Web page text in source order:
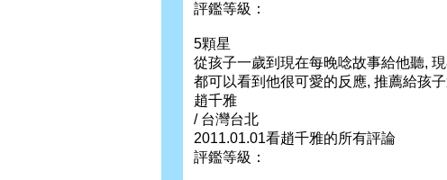
評鑑等級：
5顆星
從孩子一歲到現在每晚唸故事給他聽,
都可以看到他很可愛的反應, 推薦給孩
趙千雅
/ 台灣台北
2011.01.01看趙千雅的所有評論
評鑑等級：